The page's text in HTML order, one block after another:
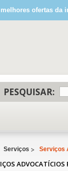
ofertas da
PESQUISAR:
Serviços Serviços